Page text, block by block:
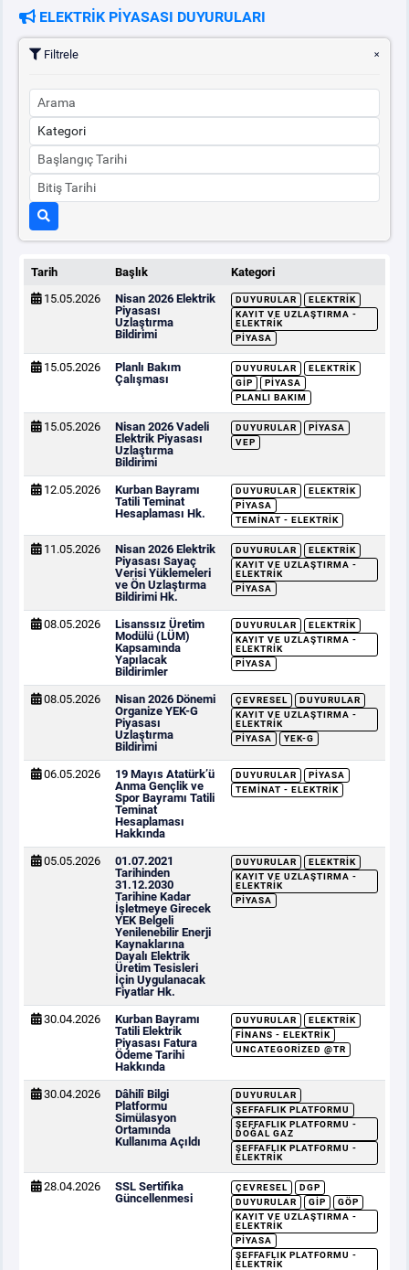
BÜLTENLER
DUYURULAR
BT HİZMET YÖNETİM SİSTEMİ POLİTİKAMIZ
ELEKTRİK PİYASASI DUYURULARI
Filtrele
Tarih Başlık
Kategori
15.05.2026
Nisan 2026 Elektrik
Piyasası
Uzlaştırma
Bildirimi
DUYURULAR
ELEKTRIK
KAYIT VE UZLAŞTIRMA -
ELEKTRIK
PIYASA
15.05.2026
Planlı Bakım
Çalışması
DUYURULAR
ELEKTRIK
GİP
PIYASA
PLANLI BAKIM
15.05.2026
Nisan 2026 Vadeli
Elektrik Piyasası
Uzlaştırma
Bildirimi
DUYURULAR
PIYASA
VEP
12.05.2026
Kurban Bayramı
Tatili Teminat
Hesaplaması Hk.
DUYURULAR
ELEKTRIK
PIYASA
TEMINAT - ELEKTRIK
11.05.2026
Nisan 2026 Elektrik
Piyasası Sayaç
Verisi Yüklemeleri
ve Ön Uzlaştırma
Bildirimi Hk.
DUYURULAR
ELEKTRIK
KAYIT VE UZLAŞTIRMA -
ELEKTRIK
PIYASA
08.05.2026
Lisanssız Üretim
Modülü (LÜM)
Kapsamında
Yapılacak
Bildirimler
DUYURULAR
ELEKTRIK
KAYIT VE UZLAŞTIRMA -
ELEKTRIK
PIYASA
08.05.2026
Nisan 2026 Dönemi
Organize YEK-G
Piyasası
Uzlaştırma
Bildirimi
ÇEVRESEL
DUYURULAR
KAYIT VE UZLAŞTIRMA -
ELEKTRIK
PIYASA
YEK-G
06.05.2026
19 Mayıs Atatürk’ü
Anma Gençlik ve
Spor Bayramı Tatili
Teminat
Hesaplaması
Hakkında
DUYURULAR
PIYASA
TEMINAT - ELEKTRIK
05.05.2026
01.07.2021
Tarihinden
31.12.2030
Tarihine Kadar
İşletmeye Girecek
YEK Belgeli
Yenilenebilir Enerji
Kaynaklarına
Dayalı Elektrik
Üretim Tesisleri
İçin Uygulanacak
Fiyatlar Hk.
DUYURULAR
ELEKTRIK
KAYIT VE UZLAŞTIRMA -
ELEKTRIK
PIYASA
30.04.2026
Kurban Bayramı
Tatili Elektrik
Piyasası Fatura
Ödeme Tarihi
Hakkında
DUYURULAR
ELEKTRIK
FINANS - ELEKTRIK
UNCATEGORIZED @TR
30.04.2026
Dâhilî Bilgi
Platformu
Simülasyon
Ortamında
Kullanıma Açıldı
DUYURULAR
ŞEFFAFLIK PLATFORMU
ŞEFFAFLIK PLATFORMU -
DOĞAL GAZ
ŞEFFAFLIK PLATFORMU -
ELEKTRIK
28.04.2026
SSL Sertifika
Güncellenmesi
ÇEVRESEL
DGP
DUYURULAR
GİP
GÖP
KAYIT VE UZLAŞTIRMA -
ELEKTRIK
PIYASA
ŞEFFAFLIK PLATFORMU -
ELEKTRIK